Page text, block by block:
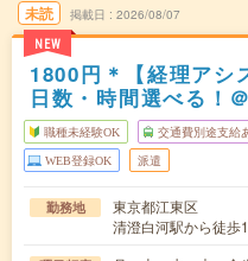
未読
NEW
掲載日 2026/08/07
1800円＊【経理アシ
日数・時間選べる！
職種未経験OK 交通費別途支給
WEB登録OK 派遣
勤務地
東京都江東区
清澄白河駅から徒歩